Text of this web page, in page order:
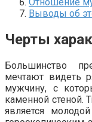
Выводы об
Черты
Большинство
мечтают видеть
мужчину, с
каменной стеной.
является